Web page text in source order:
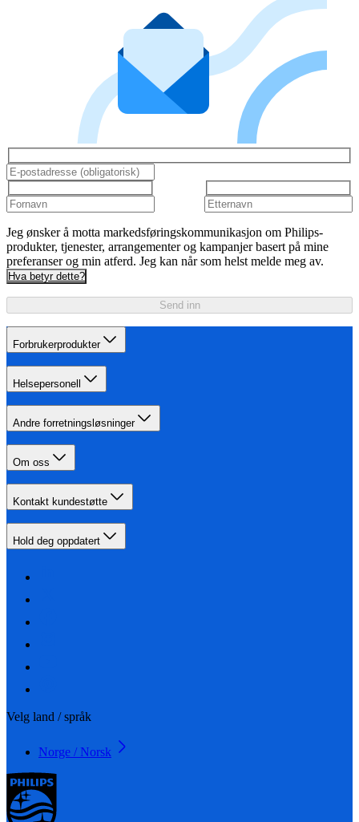
Jeg ønsker å motta markedsføringskommunikasjon om Philips-
produkter, tjenester, arrangementer og kampanjer basert på mine
preferanser og min atferd. Jeg kan når som helst melde meg av.
Hva betyr dette?
Send inn
Forbrukerprodukter
Helsepersonell
Andre forretningsløsninger
Om oss
Kontakt kundestøtte
Hold deg oppdatert
Velg land / språk
Norge / Norsk